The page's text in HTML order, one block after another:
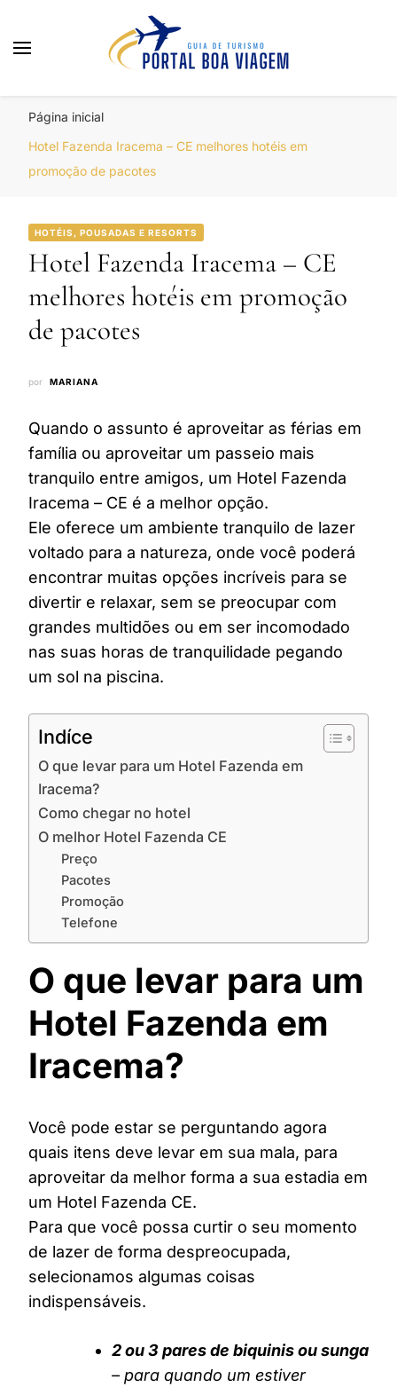
Página inicial
Hotel Fazenda Iracema – CE melhores hotéis em
promoção de pacotes
HOTÉIS, POUSADAS E RESORTS
Hotel Fazenda Iracema – CE
melhores hotéis em promoção
de pacotes
por MARIANA
Quando o assunto é aproveitar as férias em
família ou aproveitar um passeio mais
tranquilo entre amigos, um Hotel Fazenda
Iracema – CE é a melhor opção.
Ele oferece um ambiente tranquilo de lazer
voltado para a natureza, onde você poderá
encontrar muitas opções incríveis para se
divertir e relaxar, sem se preocupar com
grandes multidões ou em ser incomodado
nas suas horas de tranquilidade pegando
um sol na piscina.
Indíce
O que levar para um Hotel Fazenda em
Iracema?
Como chegar no hotel
O melhor Hotel Fazenda CE
Preço
Pacotes
Promoção
Telefone
O que levar para um
Hotel Fazenda em
Iracema?
Você pode estar se perguntando agora
quais itens deve levar em sua mala, para
aproveitar da melhor forma a sua estadia em
um Hotel Fazenda CE.
Para que você possa curtir o seu momento
de lazer de forma despreocupada,
selecionamos algumas coisas
indispensáveis.
2 ou 3 pares de biquinis ou sunga
– para quando um estiver